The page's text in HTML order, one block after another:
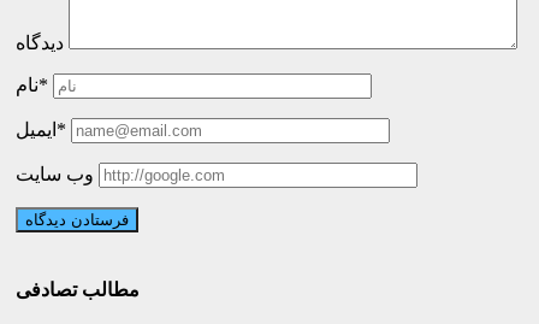
دیدگاه
نام*
ایمیل*
وب سایت
مطالب تصادفی